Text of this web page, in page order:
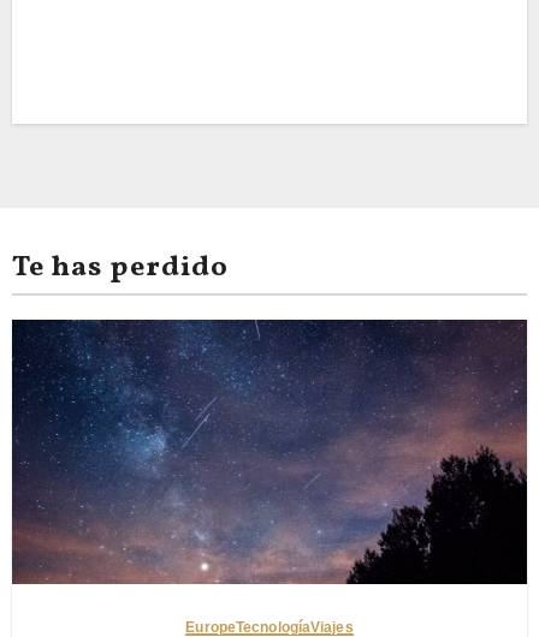
Te has perdido
EuropeTecnologíaViajes